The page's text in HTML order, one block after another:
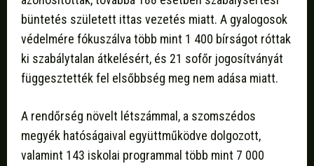
büntetés született ittas vezetés miatt. A gyalogosok
védelmére fókuszálva több mint 1 400 bírságot róttak
ki szabálytalan átkelésért, és 21 sofőr jogosítványát
függesztették fel elsőbbség meg nem adása miatt.
A rendőrség növelt létszámmal, a szomszédos
megyék hatóságaival együttműködve dolgozott,
valamint 143 iskolai programmal több mint 7 000